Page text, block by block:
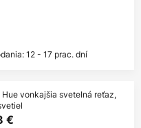
12 - 17 prac. dní
Hue vonkajšia svetelná reťaz,
€